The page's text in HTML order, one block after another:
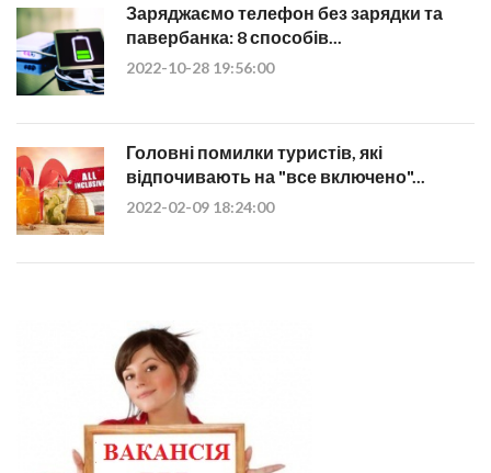
Заряджаємо телефон без зарядки та
павербанка: 8 способів...
2022-10-28 19:56:00
Головні помилки туристів, які
відпочивають на "все включено"...
2022-02-09 18:24:00